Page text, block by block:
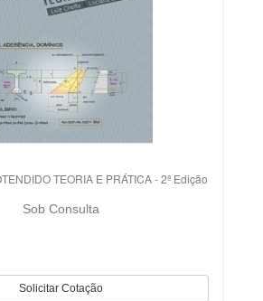
TEORIA E PRÁTICA - 2ª Edição
Sob Consulta